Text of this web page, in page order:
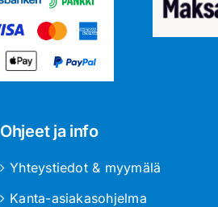
Ohjeet ja info
Yhteystiedot & myymälä
Kanta-asiakasohjelma